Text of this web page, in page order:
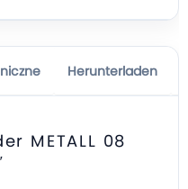
Herunterladen
METALL 08